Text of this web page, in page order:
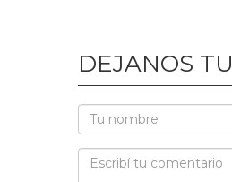
DEJANOS